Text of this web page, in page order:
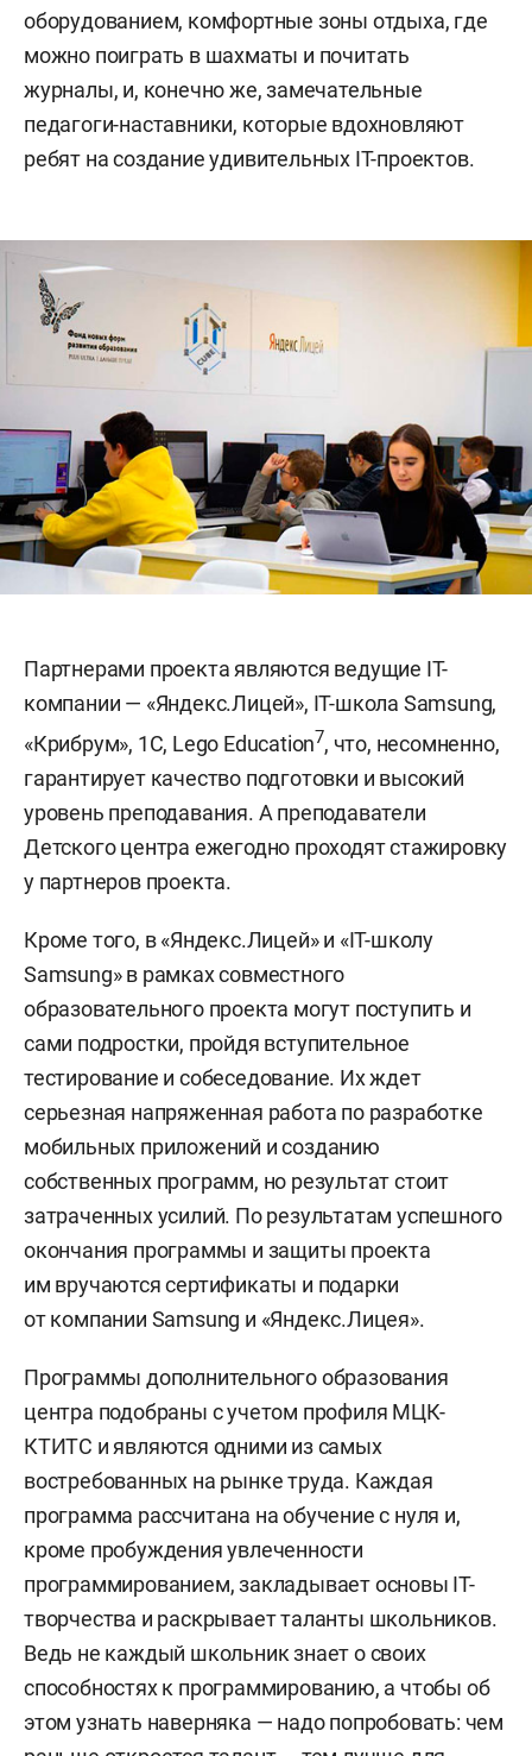
оборудованием, комфортные зоны отдыха, где
можно поиграть в шахматы и почитать
журналы, и, конечно же, замечательные
педагоги-наставники, которые вдохновляют
ребят на создание удивительных IT-проектов.
Партнерами проекта являются ведущие IT-
компании — «Яндекс.Лицей», IT-школа Samsung,
«Крибрум», 1С, Lego Education7, что, несомненно,
гарантирует качество подготовки и высокий
уровень преподавания. А преподаватели
Детского центра ежегодно проходят стажировку
у партнеров проекта.
Кроме того, в «Яндекс.Лицей» и «IT-школу
Samsung» в рамках совместного
образовательного проекта могут поступить и
сами подростки, пройдя вступительное
тестирование и собеседование. Их ждет
серьезная напряженная работа по разработке
мобильных приложений и созданию
собственных программ, но результат стоит
затраченных усилий. По результатам успешного
окончания программы и защиты проекта
им вручаются сертификаты и подарки
от компании Samsung и «Яндекс.Лицея».
Программы дополнительного образования
центра подобраны с учетом профиля МЦК-
КТИТС и являются одними из самых
востребованных на рынке труда. Каждая
программа рассчитана на обучение с нуля и,
кроме пробуждения увлеченности
программированием, закладывает основы IT-
творчества и раскрывает таланты школьников.
Ведь не каждый школьник знает о своих
способностях к программированию, а чтобы об
этом узнать наверняка — надо попробовать: чем